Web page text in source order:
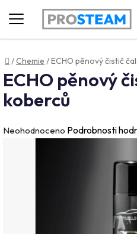
Domů
/Chemie /ECHO pěnový čistič
ECHO pěnový
koberců
Průměrné
Neohodnoceno Podrobnosti